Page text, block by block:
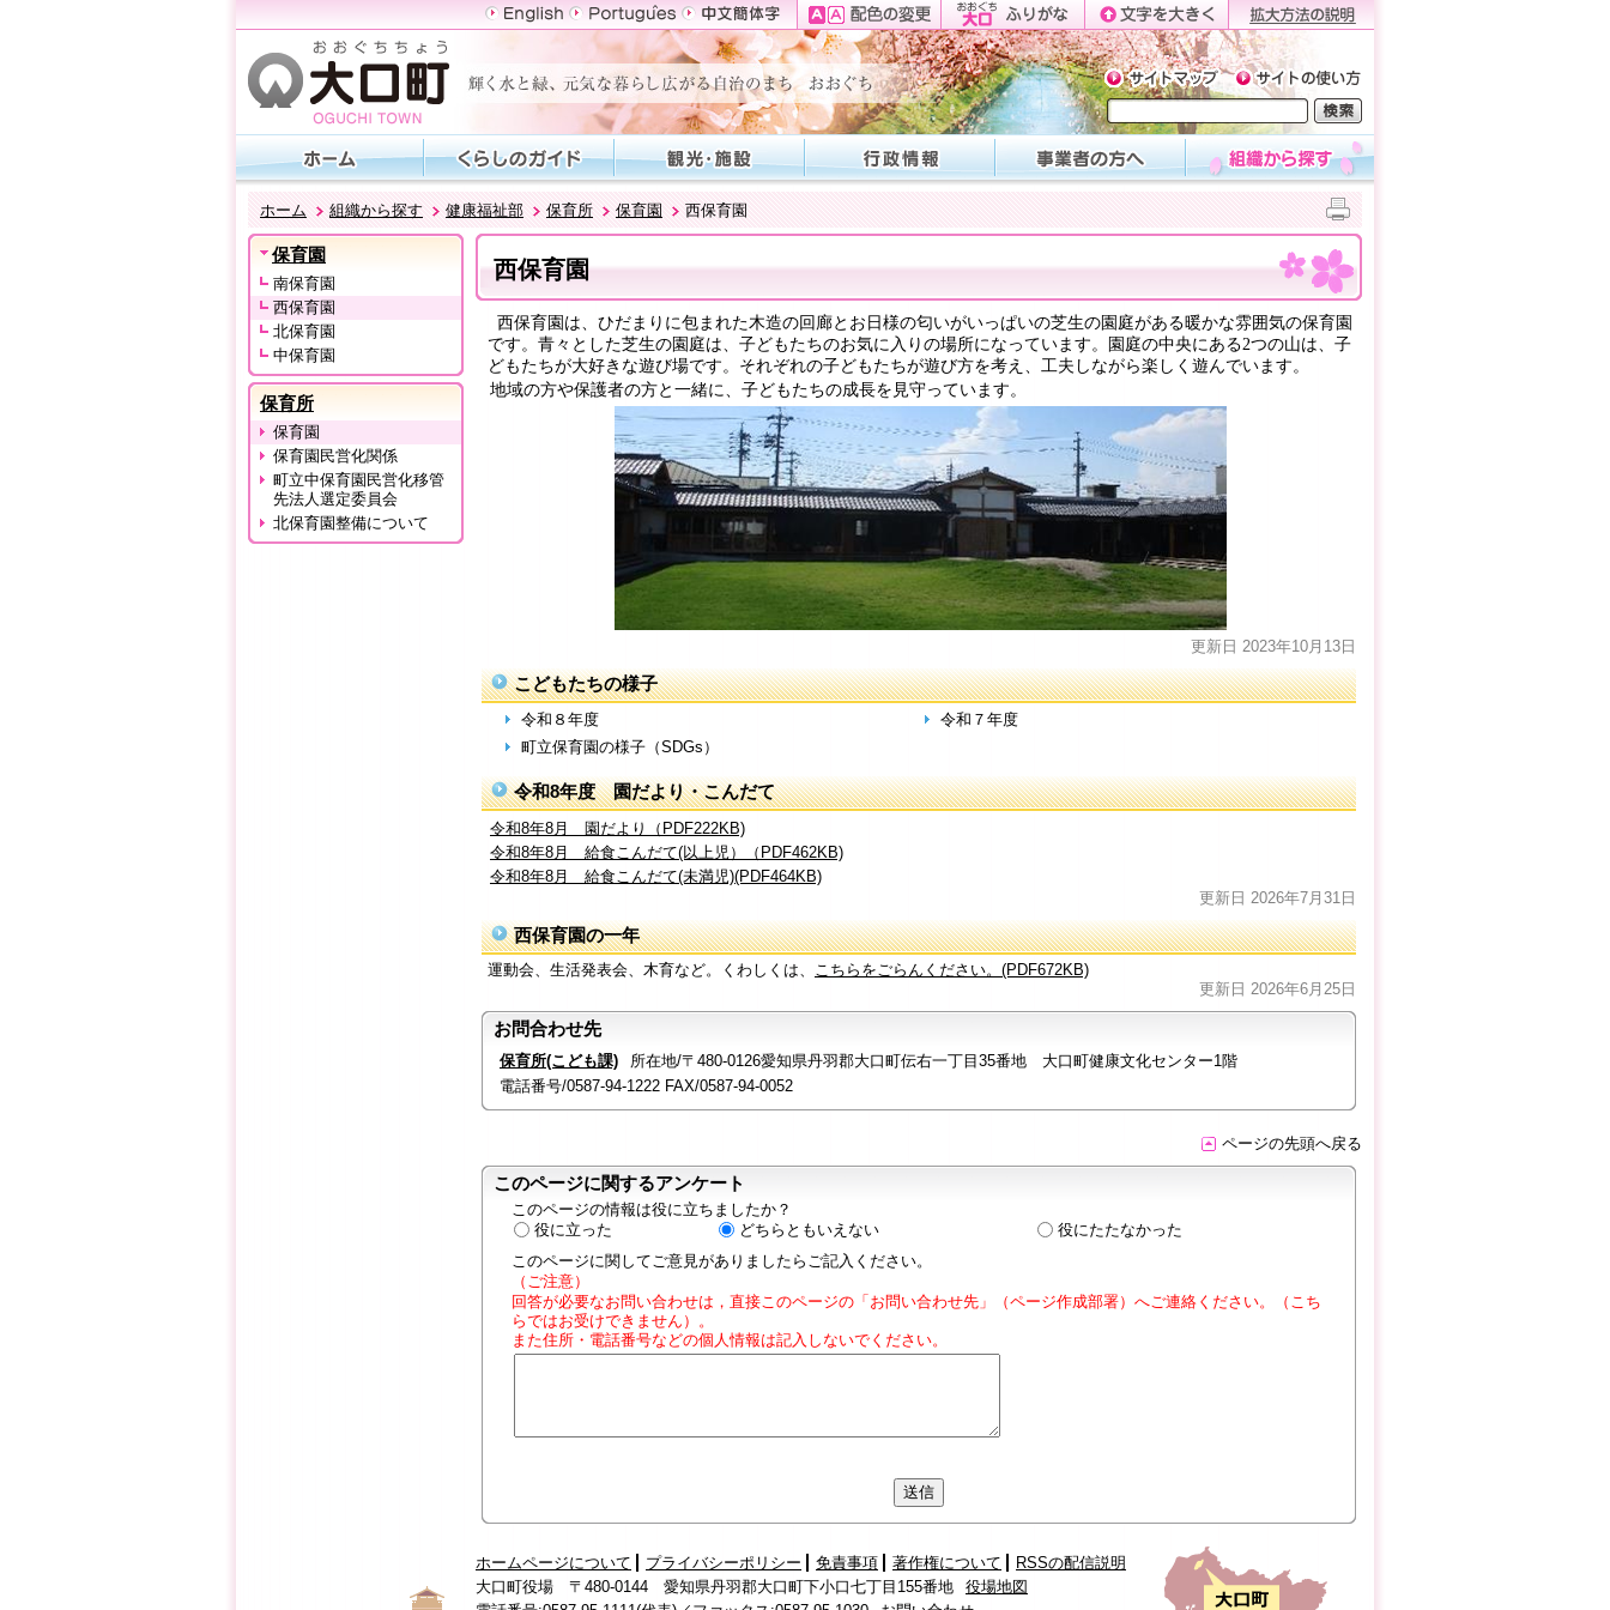
ホーム 組織から探す 健康福祉部 保育所 保育園 西保育園
保育園
南保育園
西保育園
北保育園
中保育園
保育所
保育園
保育園民営化関係
町立中保育園民営化移管
先法人選定委員会
北保育園整備について
西保育園
西保育園は、ひだまりに包まれた木造の回廊とお日様の匂いがいっぱいの芝生の園庭がある暖かな雰囲気の保育園
です。青々とした芝生の園庭は、子どもたちのお気に入りの場所になっています。園庭の中央にある2つの山は、子
どもたちが大好きな遊び場です。それぞれの子どもたちが遊び方を考え、工夫しながら楽しく遊んでいます。
地域の方や保護者の方と一緒に、子どもたちの成長を見守っています。
更新日 2023年10月13日
こどもたちの様子
令和８年度
令和７年度
町立保育園の様子（SDGs）
令和8年度 園だより・こんだて
令和8年8月 園だより（PDF222KB)
令和8年8月 給食こんだて(以上児）（PDF462KB)
令和8年8月 給食こんだて(未満児)(PDF464KB)
更新日 2026年7月31日
西保育園の一年
運動会、生活発表会、木育など。くわしくは、 こちらをごらんください。(PDF672KB)
更新日 2026年6月25日
お問合わせ先
保育所(こども課)
所在地/〒480-0126愛知県丹羽郡大口町伝右一丁目35番地 大口町健康文化センター1階
電話番号/0587-94-1222 FAX/0587-94-0052
ページの先頭へ戻る
このページに関するアンケート
このページの情報は役に立ちましたか？
役に立った
どちらともいえない
役にたたなかった
このページに関してご意見がありましたらご記入ください。
（ご注意）
回答が必要なお問い合わせは，直接このページの「お問い合わせ先」（ページ作成部署）へご連絡ください。（こち
らではお受けできません）。
また住所・電話番号などの個人情報は記入しないでください。
ホームページについて プライバシーポリシー 免責事項 著作権について
RSSの配信説明
大口町役場 〒480-0144 愛知県丹羽郡大口町下小口七丁目155番地
役場地図